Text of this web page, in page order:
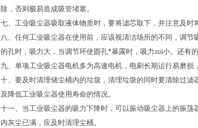
除，否则极易造成吸管堵塞。
七、工业吸尘器吸取液体物质时，要将滤芯取下，并注意及时
八、任何工业吸尘器在使用前，应该视清洁场所的不同，调
的孔时，吸力大，当调节环使圆孔*暴露时，吸力zui小。还有
九、单项工业吸尘器电机多为高速电机，电刷长期运行易磨损
十、要及时清理储尘桶内的垃圾，清理垃圾的同时要清除过
及降低工业吸尘器使用寿命的情况。
十一、当工业吸尘器的吸力下降时，可以振动吸尘器上的振
内灰尘已满，应及时清理尘桶。